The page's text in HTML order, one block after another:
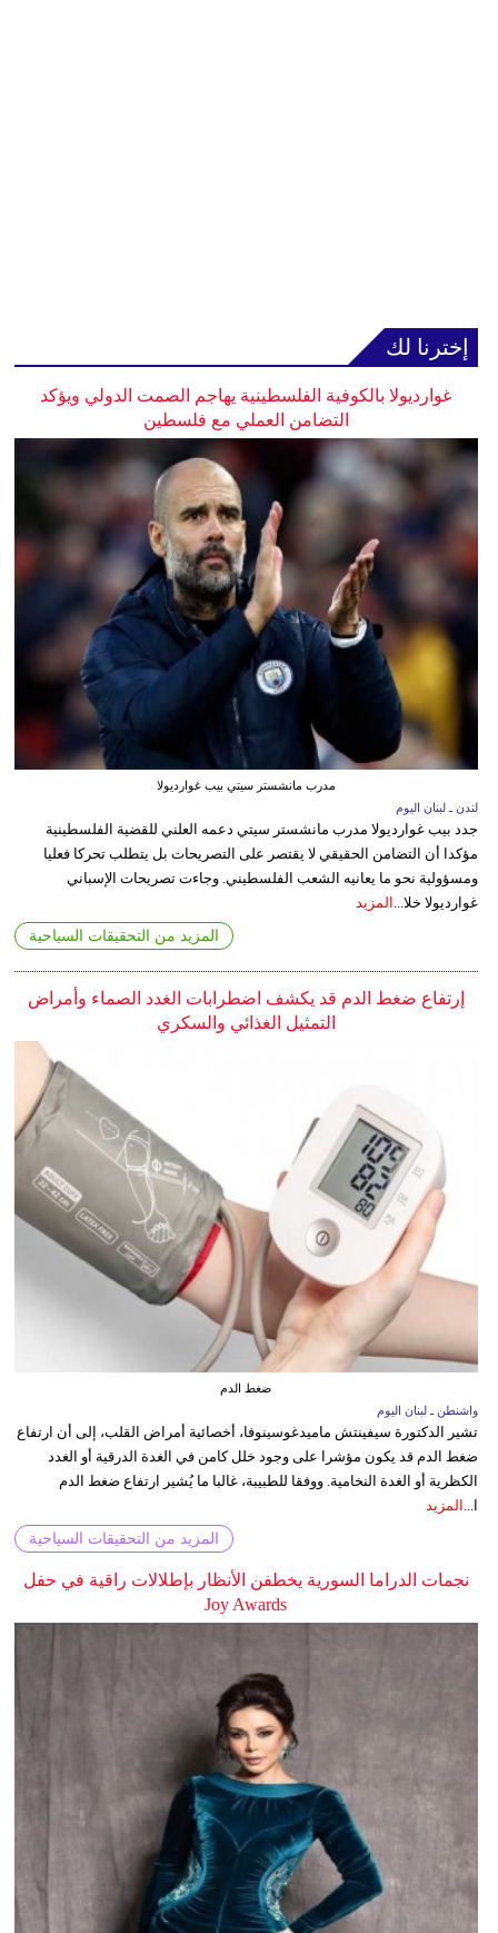
إخترنا لك
غوارديولا بالكوفية الفلسطينية يهاجم الصمت الدولي ويؤكد
التضامن العملي مع فلسطين
مدرب مانشستر سيتي بيب غوارديولا
لندن ـ لبنان اليوم
جدد بيب غوارديولا مدرب مانشستر سيتي دعمه العلني للقضية الفلسطينية
مؤكدا أن التضامن الحقيقي لا يقتصر على التصريحات بل يتطلب تحركا فعليا
ومسؤولية نحو ما يعانيه الشعب الفلسطيني. وجاءت تصريحات الإسباني
غوارديولا خلا...
المزيد
المزيد من التحقيقات السياحية
إرتفاع ضغط الدم قد يكشف اضطرابات الغدد الصماء وأمراض
التمثيل الغذائي والسكري
ضغط الدم
واشنطن ـ لبنان اليوم
تشير الدكتورة سيفينتش ماميدغوسينوفا، أخصائية أمراض القلب، إلى أن ارتفاع
ضغط الدم قد يكون مؤشرا على وجود خلل كامن في الغدة الدرقية أو الغدد
الكظرية أو الغدة النخامية. ووفقا للطبيبة، غالبا ما يُشير ارتفاع ضغط الدم
ا... المزيد
المزيد من التحقيقات السياحية
نجمات الدراما السورية يخطفن الأنظار بإطلالات راقية في حفل
Joy Awards